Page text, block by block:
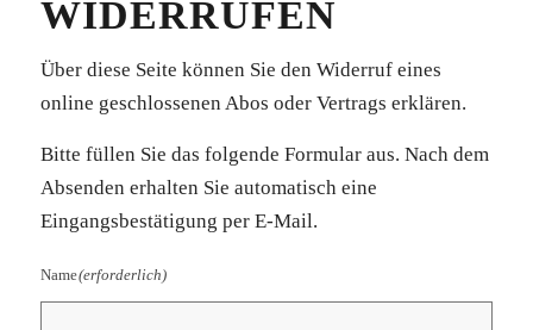
WIDERRUFEN
Über diese Seite können Sie den Widerruf eines
online geschlossenen Abos oder Vertrags erklären.
Bitte füllen Sie das folgende Formular aus. Nach dem
Absenden erhalten Sie automatisch eine
Eingangsbestätigung per E-Mail.
Name(erforderlich)